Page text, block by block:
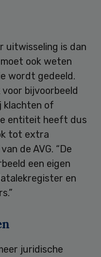
uitwisseling is dan
ook weten
wordt gedeeld.
bijvoorbeeld
klachten of
entiteit heeft dus
tot extra
de AVG. “De
een eigen
en
juridische